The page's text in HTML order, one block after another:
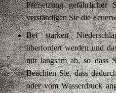
Freisetzung gefährlicher
verständigen Sie die
Bei starken
überfordert werden und
nur langsam ab, so dass
Beachten Sie, dass
oder vom Wasserdruck